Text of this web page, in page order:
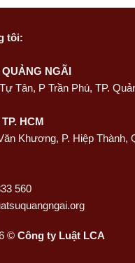
tôi:
NGÃI
Tân, P Trần Phú, TP.
HCM
Khương, P. Hiệp Thành,
560
© Công ty Luật LCA